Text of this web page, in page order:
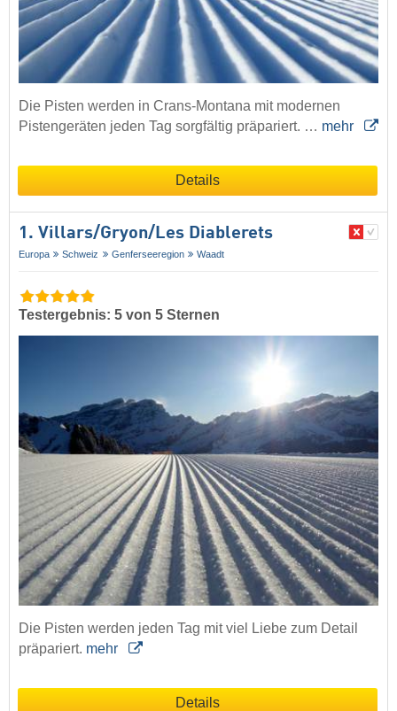
Die Pisten werden in Crans-Montana mit modernen
Pistengeräten jeden Tag sorgfältig präpariert. … mehr
Details
1. Villars/​Gryon/​Les Diablerets
Europa Schweiz Genferseeregion Waadt
Testergebnis: 5 von 5 Sternen
Die Pisten werden jeden Tag mit viel Liebe zum Detail
präpariert. mehr
Details